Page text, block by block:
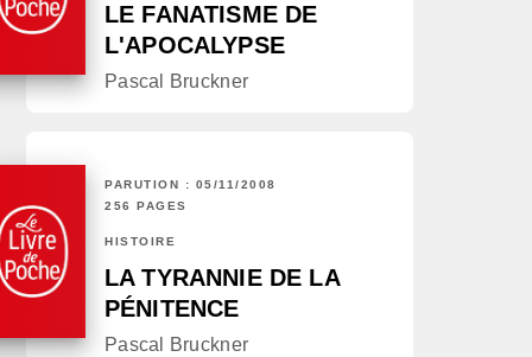
LE FANATISME DE
L'APOCALYPSE
Pascal Bruckner
PARUTION : 05/11/2008
256 PAGES
HISTOIRE
LA TYRANNIE DE LA
PÉNITENCE
Pascal Bruckner